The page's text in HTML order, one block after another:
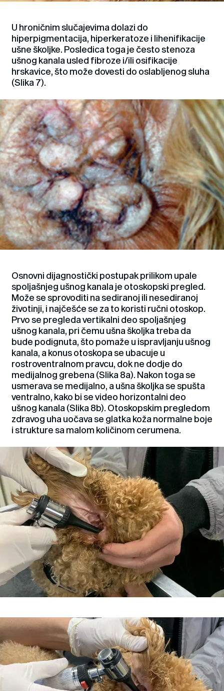
U hroničnim slučajevima dolazi do
hiperpigmentacija, hiperkeratoze i lihenifikacije
ušne školjke. Posledica toga je često stenoza
ušnog kanala usled fibroze i/ili osifikacije
hrskavice, što može dovesti do oslabljenog sluha
(Slika 7).
Osnovni dijagnostički postupak prilikom upale
spoljašnjeg ušnog kanala je otoskopski pregled.
Može se sprovoditi na sediranoj ili nesediranoj
životinji, i najčešće se za to koristi ručni otoskop.
Prvo se pregleda vertikalni deo spoljašnjeg
ušnog kanala, pri čemu ušna školjka treba da
bude podignuta, što pomaže u ispravljanju ušnog
kanala, a konus otoskopa se ubacuje u
rostroventralnom pravcu, dok ne dodje do
medijalnog grebena (Slika 8a). Nakon toga se
usmerava se medijalno, a ušna školjka se spušta
ventralno, kako bi se video horizontalni deo
ušnog kanala (Slika 8b). Otoskopskim pregledom
zdravog uha uočava se glatka koža normalne boje
i strukture sa malom količinom cerumena.